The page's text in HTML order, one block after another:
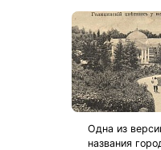
Одна из
названия